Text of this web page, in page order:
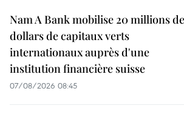
Nam A Bank mobilise 20 millions de
dollars de capitaux verts
internationaux auprès d'une
institution financière suisse
07/08/2026 08:45